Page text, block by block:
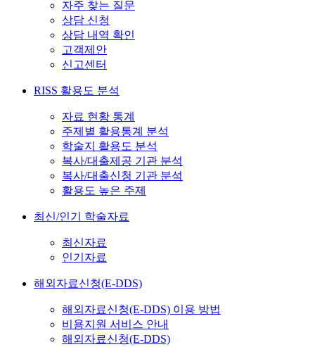
자주 찾는 질문
상담 신청
상담 내역 확인
고객제안
신고센터
RISS 활용도 분석
자료 현황 통계
주제별 활용통계 분석
학술지 활용도 분석
복사/대출제공 기관 분석
복사/대출신청 기관 분석
활용도 높은 주제
최신/인기 학술자료
최신자료
인기자료
해외자료신청(E-DDS)
해외자료신청(E-DDS) 이용 방법
비용지원 서비스 안내
해외자료신청(E-DDS)